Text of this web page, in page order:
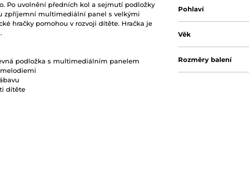
Po uvolnění předních kol a sejmutí podložky
zpříjemní multimediální panel s velkými
hračky pomohou v rozvoji dítěte. Hračka je
podložka s multimediálním panelem
dítěte
Pohlaví
Věk
Rozměry balení